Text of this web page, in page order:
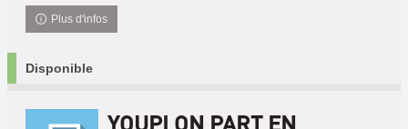
Plus d'infos
Disponible
YOUPI ON PART EN